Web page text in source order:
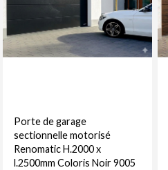
Porte de garage
sectionnelle motorisé
Renomatic H.2000 x
l.2500mm Coloris Noir 9005